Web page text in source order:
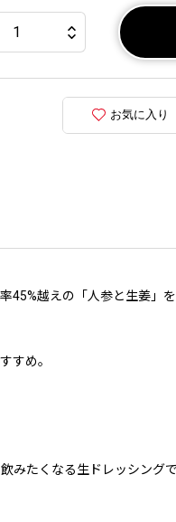
お気に入り
45%越えの「人参と生姜」
すめ。
みたくなる生ドレッシングで